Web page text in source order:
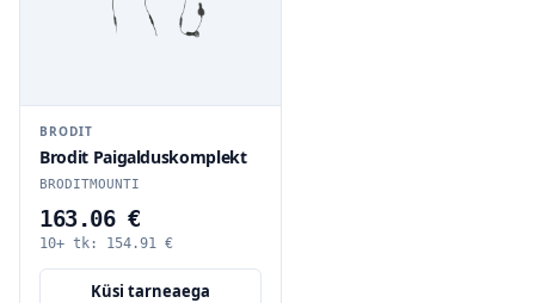
BRODIT
Brodit Paigalduskomplekt
BRODITMOUNTI
163.06 €
10+ tk: 154.91 €
Küsi tarneaega